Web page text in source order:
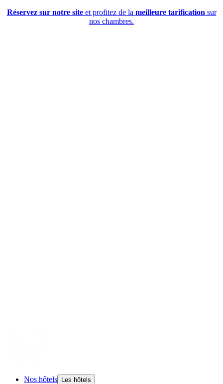
Réservez sur notre siteet profitez de la meilleure tarification sur
nos chambres.
Nos hôtels
Les hôtels